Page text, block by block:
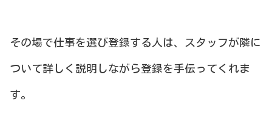
その場で仕事を選び登録する人は、スタッフが隣に
ついて詳しく説明しながら登録を手伝ってくれま
す。